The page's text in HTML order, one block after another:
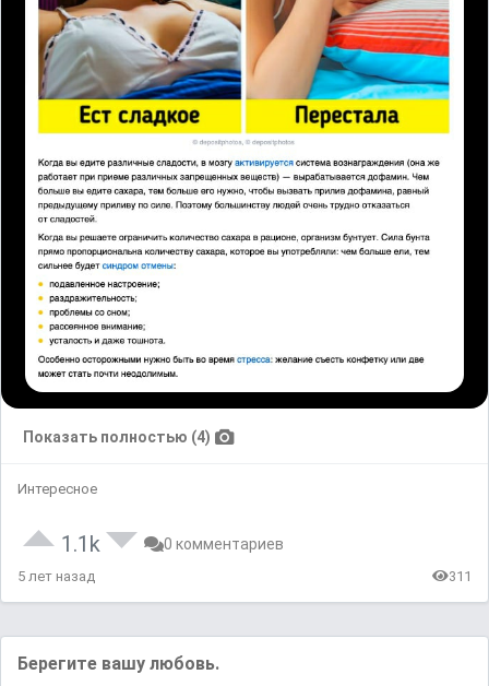
Показать полностью (4)
Интересное
1.1k 0 комментариев
5 лет назад 311
Берегите вашу любовь.